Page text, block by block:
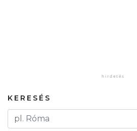
KERESÉS